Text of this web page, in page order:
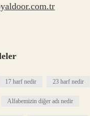
17 harf nedir 23 harf nedir
Alfabemizin diğer adı nedir